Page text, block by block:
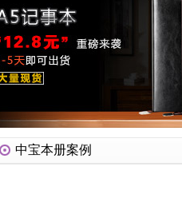
中宝本册案例